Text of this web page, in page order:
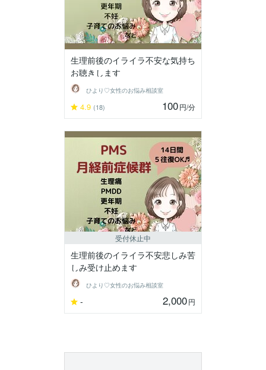
生理前後のイライラ不安な気持ち
お聴きします
ひより♡女性のお悩み相談室
4.9 (18) 100円/分
受付休止中
生理前後のイライラ不安悲しみ苦
しみ受け止めます
ひより♡女性のお悩み相談室
- 2,000円